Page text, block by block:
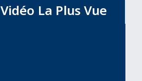
Vidéo La Plus Vue